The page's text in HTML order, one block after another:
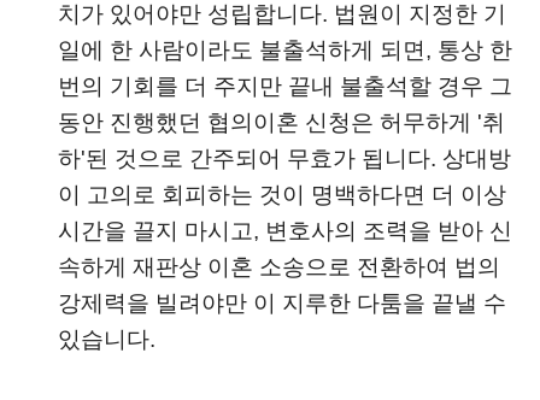
치가 있어야만 성립합니다. 법원이 지정한 기
일에 한 사람이라도 불출석하게 되면, 통상 한
번의 기회를 더 주지만 끝내 불출석할 경우 그
동안 진행했던 협의이혼 신청은 허무하게 '취
하'된 것으로 간주되어 무효가 됩니다. 상대방
이 고의로 회피하는 것이 명백하다면 더 이상
시간을 끌지 마시고, 변호사의 조력을 받아 신
속하게 재판상 이혼 소송으로 전환하여 법의
강제력을 빌려야만 이 지루한 다툼을 끝낼 수
있습니다.